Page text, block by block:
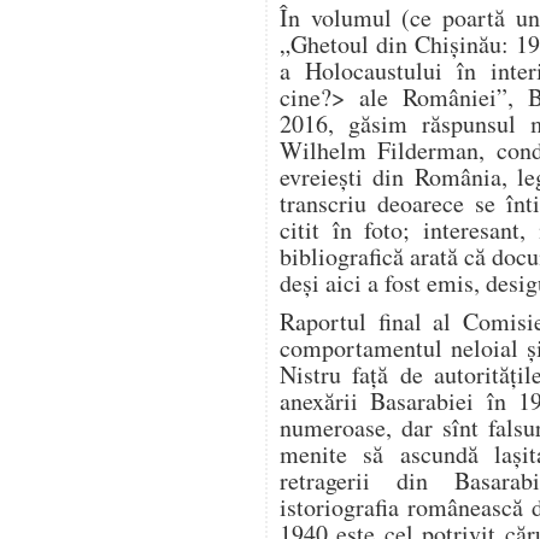
În volumul (ce poartă
„Ghetoul din Chișinău:
a Holocaustului în
cine?> ale României”,
2016, găsim răspunsul
Wilhelm Filderman,
evreiești din România,
transcriu deoarece se
citit în foto; interesant,
bibliografică arată că
deși aici a fost emis,
Raportul final al
comportamentul neloial
Nistru față de
anexării Basarabiei în
numeroase, dar sînt
menite să ascundă
retragerii din
istoriografia